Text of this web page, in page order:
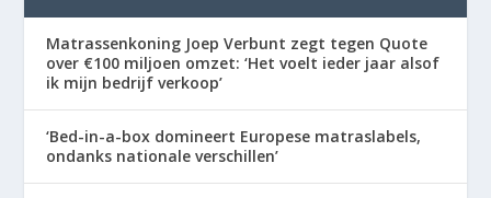
Matrassenkoning Joep Verbunt zegt tegen Quote
over €100 miljoen omzet: ‘Het voelt ieder jaar alsof
ik mijn bedrijf verkoop’
‘Bed-in-a-box domineert Europese matraslabels,
ondanks nationale verschillen’